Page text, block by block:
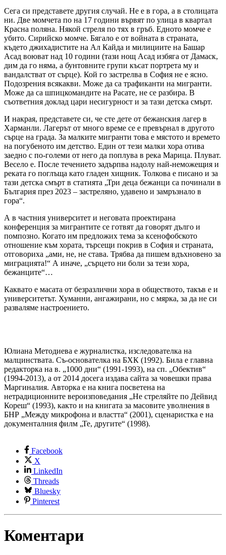
Сега си представете другия случай. Не е в гора, а в столицата
ни. Две момчета по на 17 години вървят по улица в квартал
Красна поляна. Някой стреля по тях в гръб. Едното момче е
убито. Сирийско момче. Бягало е от войната в страната,
където джихадистите на Ал Кайда и милициите на Башар
Асад воюват над 10 години (тази нощ Асад избяга от Дамаск,
дим да го няма, а бунтовните групи късат портрета му и
вандалстват от сърце). Кой го застрелва в София не е ясно.
Подозрения всякакви. Може да са трафиканти на мигранти.
Може да са шпицкомандите на Расате, не се разбира. В
съответния доклад цари несигурност и за тази детска смърт.
И накрая, представете си, че сте дете от бежанския лагер в
Харманли. Лагерът от много време се е превърнал в другото
сърце на града. За малките мигранти това е мястото и времето
на погубеното им детство. Един от тези малки хора отива
заедно с по-големи от него да поплува в река Марица. Плуват.
Весело е. После течението задърпва надолу най-неможещия и
реката го поглъща като гладен хищник. Толкова е писано и за
тази детска смърт в статията „Три деца бежанци са починали в
България през 2023 – застреляно, удавено и замръзнало в
гора“.
А в частния университет и неговата проектирана
конференция за мигрантите се готвят да говорят дълго и
помпозно. Когато им предложих тема за ксенофобското
отношение към хората, търсещи покрив в София и страната,
отговориха „ами, не, не става. Трябва да пишем вдъхновено за
миграцията!“ А иначе, „сърцето ни боли за тези хора,
бежанците“…
Каквато е масата от безразлични хора в обществото, такъв е и
университетът. Хуманни, ангажирани, но с мярка, за да не си
разваляме настроението.
Юлиана Методиева е журналистка, изследователка на
малцинствата. Съ-основателка на БХК (1992). Била е главна
редакторка на в. „1000 дни“ (1991-1993), на сп. „Обектив“
(1994-2013), а от 2014 досега издава сайта за човешки права
Маргиналия. Авторка е на книга посветена на
нетрадиционните вероизповедания „Не стреляйте по Дейвид
Кореш“ (1993), както и на книгата за масовите уволнения в
БНР „Между микрофона и властта“ (2001), сценаристка е на
документалния филм „Те, другите“ (1998).
Facebook
X
LinkedIn
Threads
Bluesky
Pinterest
Коментари